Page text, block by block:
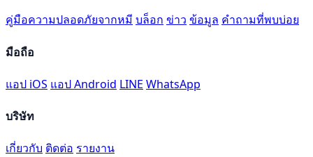
คู่มือความปลอดภัยจากหมี บล็อก ข่าว ข้อมูล คำถามที่พบบ่อย
มือถือ
แอป iOS แอป Android LINE WhatsApp
บริษัท
เกี่ยวกับ ติดต่อ รายงาน